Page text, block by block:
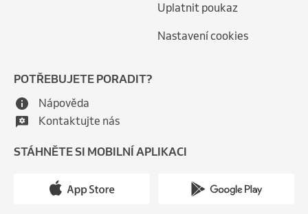
Uplatnit poukaz
Nastavení cookies
POTŘEBUJETE PORADIT?
Nápověda
Kontaktujte nás
STÁHNĚTE SI MOBILNÍ APLIKACI